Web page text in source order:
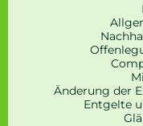
Änderung der
Entgelte